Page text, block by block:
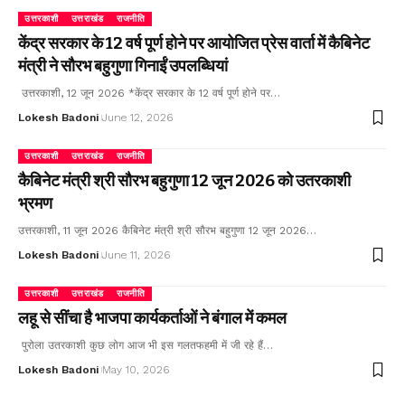
उत्तरकाशी उत्तराखंड राजनीति
केंद्र सरकार के 12 वर्ष पूर्ण होने पर आयोजित प्रेस वार्ता में कैबिनेट
मंत्री ने सौरभ बहुगुणा गिनाईं उपलब्धियां
उत्तरकाशी, 12 जून 2026 *केंद्र सरकार के 12 वर्ष पूर्ण होने पर…
Lokesh Badoni June 12, 2026
उत्तरकाशी उत्तराखंड राजनीति
कैबिनेट मंत्री श्री सौरभ बहुगुणा 12 जून 2026 को उतरकाशी
भ्रमण
उत्तरकाशी, 11 जून 2026 कैबिनेट मंत्री श्री सौरभ बहुगुणा 12 जून 2026…
Lokesh Badoni June 11, 2026
उत्तरकाशी उत्तराखंड राजनीति
लहू से सींचा है भाजपा कार्यकर्ताओं ने बंगाल में कमल
पुरोला उतरकाशी कुछ लोग आज भी इस गलतफहमी में जी रहे हैं…
Lokesh Badoni May 10, 2026